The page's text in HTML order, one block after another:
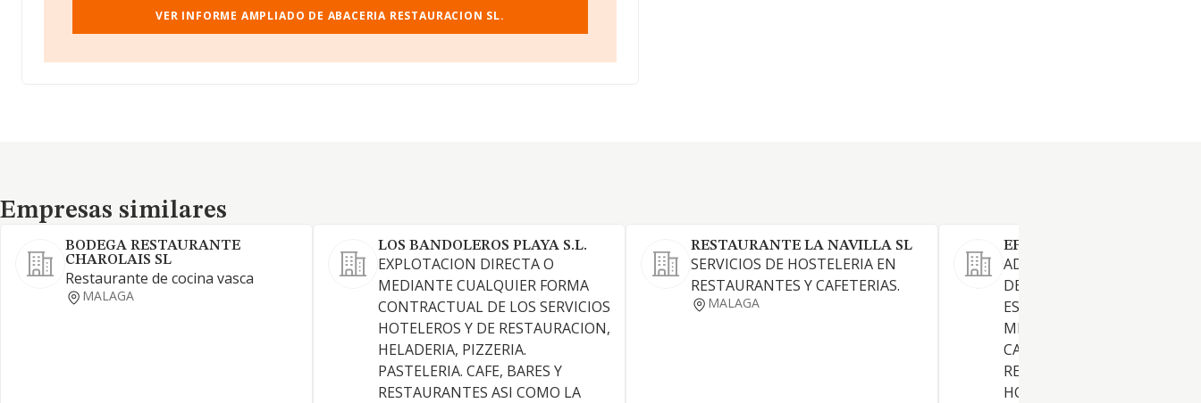
VER INFORME AMPLIADO DE ABACERIA RESTAURACION SL.
Empresas similares
Empresas similares
BODEGA RESTAURANTE
CHAROLAIS SL
Restaurante de cocina vasca
MALAGA
LOS BANDOLEROS PLAYA S.L.
EXPLOTACION DIRECTA O
MEDIANTE CUALQUIER FORMA
CONTRACTUAL DE LOS SERVICIOS
HOTELEROS Y DE RESTAURACION,
HELADERIA, PIZZERIA.
PASTELERIA. CAFE, BARES Y
RESTAURANTES ASI COMO LA
RESTAURANTE LA NAVILLA SL
SERVICIOS DE HOSTELERIA EN
RESTAURANTES Y CAFETERIAS.
MALAGA
EFEWOL RESTAURACION
ADMINISTRACION, GESTION
DESARROLLO DE
ESTABLECIMIENTOS
MERCANTILES DEDICADOS A
CAFETERIAS, BAR,
RESTAURANTES, CATERING
HOSTELERIA.